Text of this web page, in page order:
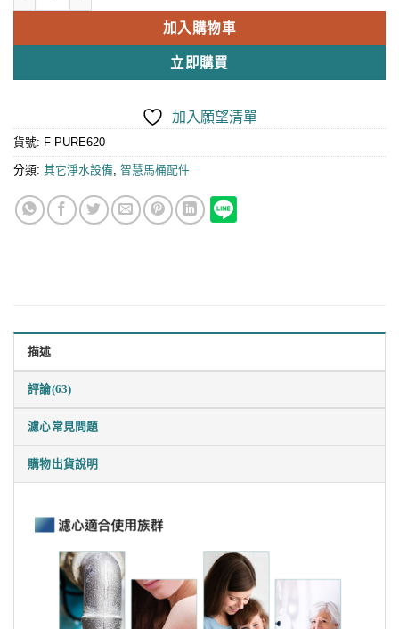
加入購物車
立即購買
加入願望清單
貨號: F-PURE620
分類: 其它淨水設備 智慧馬桶配件
描述
評論(63)
濾心常見問題
購物出貨說明